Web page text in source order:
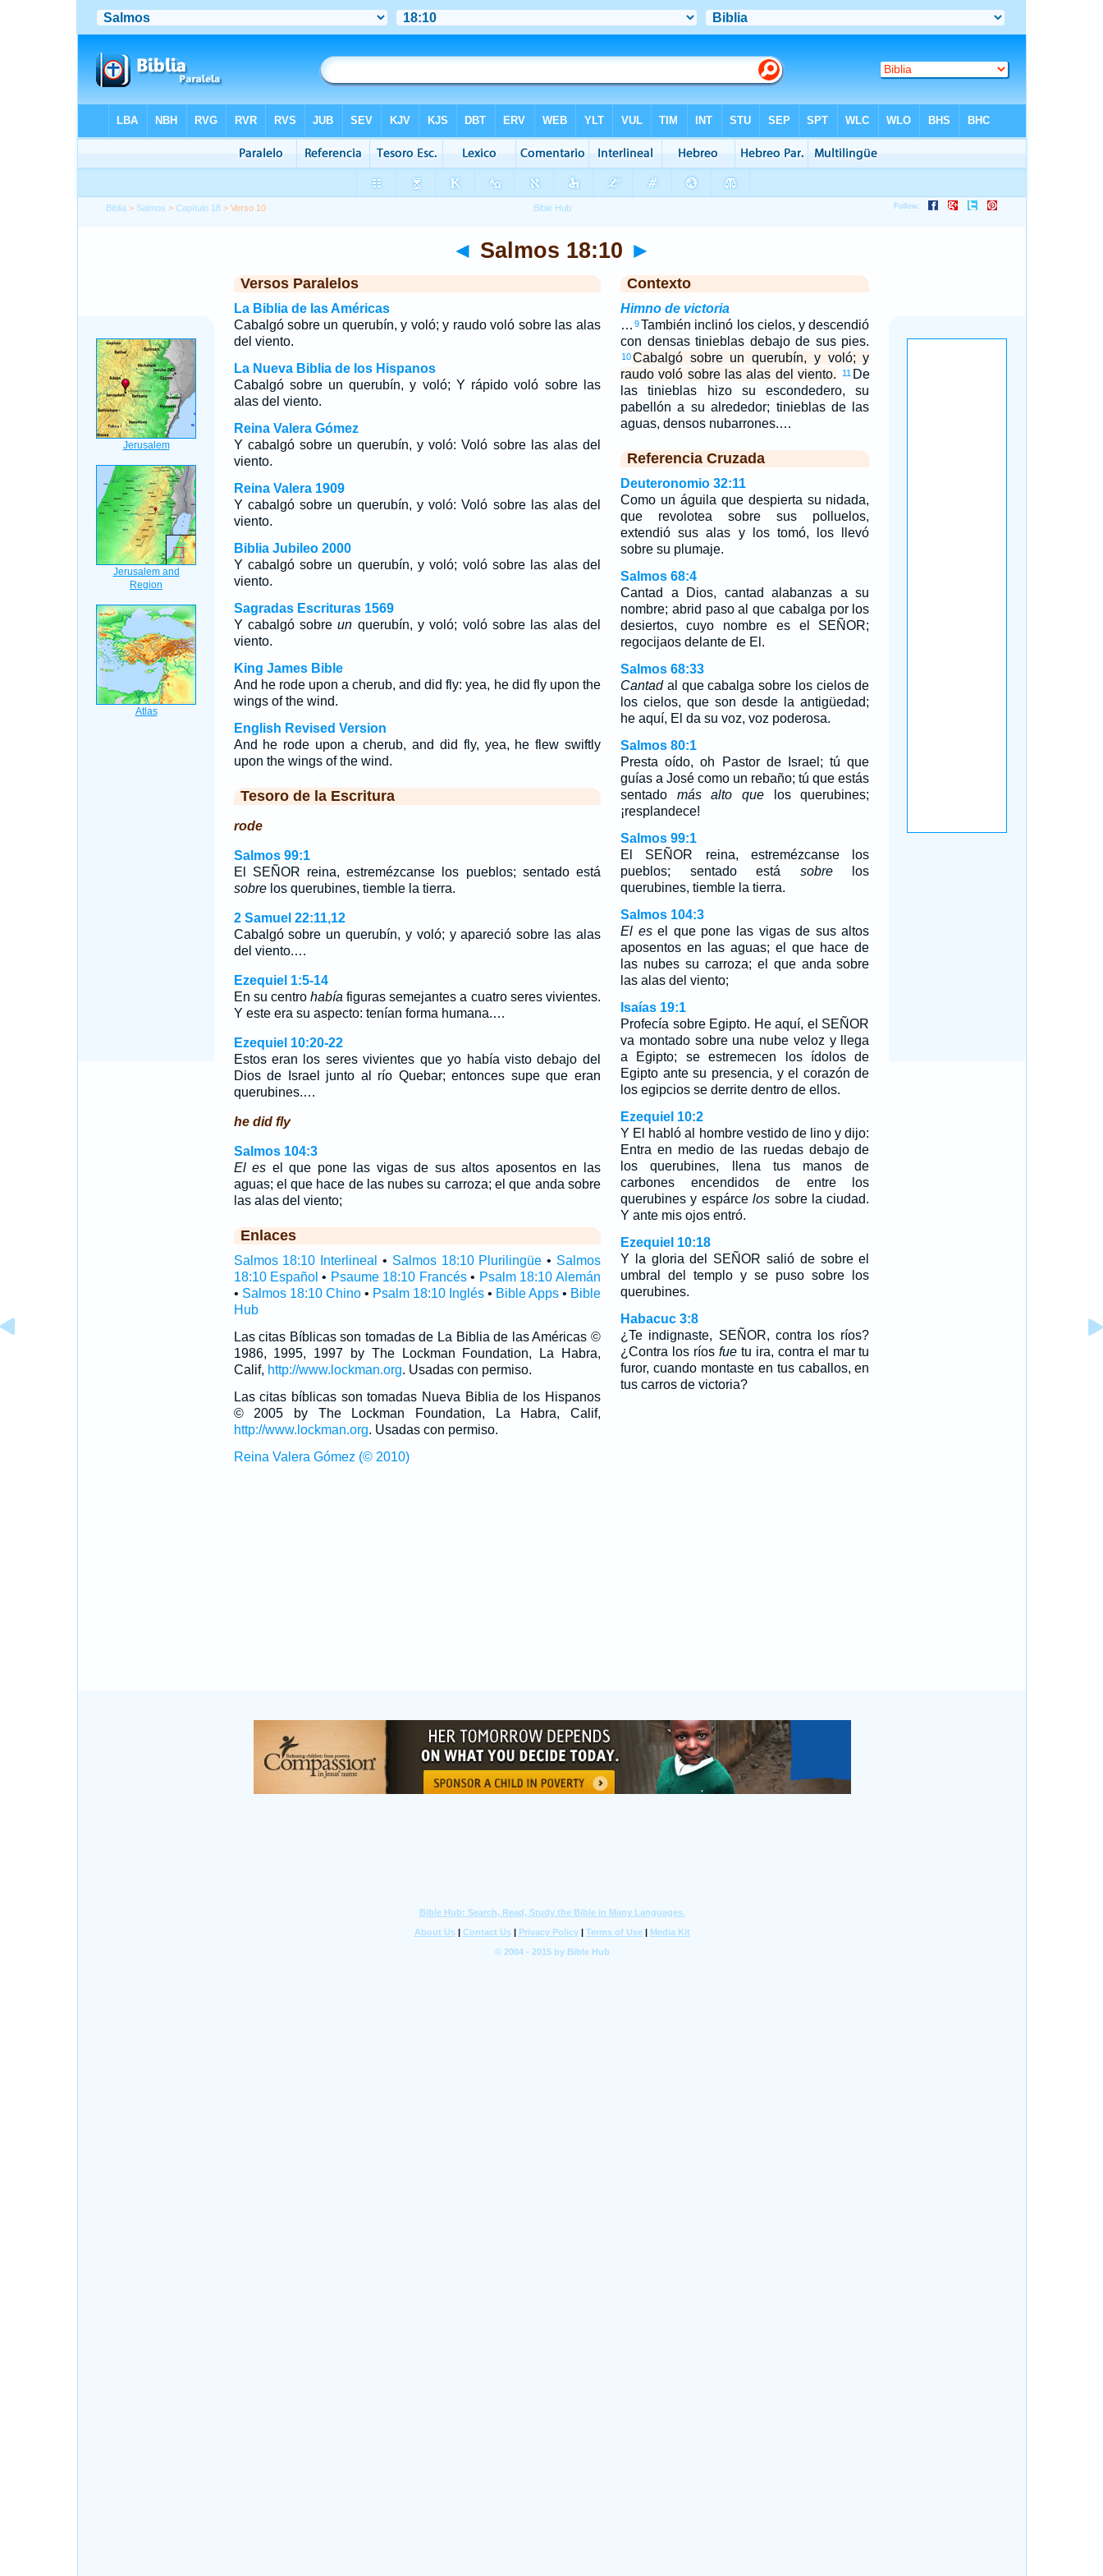
Biblia > Salmos >Capítulo 18 > Verso 10
◄ Salmos 18:10 ►
Versos Paralelos
La Biblia de las Américas
Cabalgó sobre un querubín, y voló; y raudo voló sobre las alas
del viento.
La Nueva Biblia de los Hispanos
Cabalgó sobre un querubín, y voló; Y rápido voló sobre las
alas del viento.
Reina Valera Gómez
Y cabalgó sobre un querubín, y voló: Voló sobre las alas del
viento.
Reina Valera 1909
Y cabalgó sobre un querubín, y voló: Voló sobre las alas del
viento.
Biblia Jubileo 2000
Y cabalgó sobre un querubín, y voló; voló sobre las alas del
viento.
Sagradas Escrituras 1569
Y cabalgó sobreun querubín, y voló; voló sobre las alas del
viento.
King James Bible
And he rode upon a cherub, and did fly: yea, he did fly upon the
wings of the wind.
English Revised Version
And he rode upon a cherub, and did fly, yea, he flew swiftly
upon the wings of the wind.
Tesoro de la Escritura
rode
Salmos 99:1
El SEÑOR reina, estremézcanse los pueblos; sentado está
sobrelos querubines, tiemble la tierra.
2 Samuel 22:11,12
Cabalgó sobre un querubín, y voló; y apareció sobre las alas
del viento.…
Ezequiel 1:5-14
En su centro había figuras semejantes a cuatro seres vivientes.
Y este era su aspecto: tenían forma humana.…
Ezequiel 10:20-22
Estos eran los seres vivientes que yo había visto debajo del
Dios de Israel junto al río Quebar; entonces supe que eran
querubines.…
he did fly
Salmos 104:3
El es el que pone las vigas de sus altos aposentos en las
aguas; el que hace de las nubes su carroza; el que anda sobre
las alas del viento;
Enlaces
Salmos 18:10 Interlineal • Salmos 18:10 Plurilingüe • Salmos
18:10 Español • Psaume 18:10 Francés• Psalm 18:10 Alemán
• Salmos 18:10 Chino• Psalm 18:10 Inglés• Bible Apps• Bible
Hub
Las citas Bíblicas son tomadas de La Biblia de las Américas ©
1986, 1995, 1997 by The Lockman Foundation, La Habra,
Calif, http://www.lockman.org. Usadas con permiso.
Las citas bíblicas son tomadas Nueva Biblia de los Hispanos
© 2005 by The Lockman Foundation, La Habra, Calif,
http://www.lockman.org. Usadas con permiso.
Reina Valera Gómez (© 2010)
Contexto
Himno de victoria
… 9También inclinó los cielos, y descendió
con densas tinieblas debajo de sus pies.
10Cabalgó sobre un querubín, y voló; y
raudo voló sobre las alas del viento.
11 De
las tinieblas hizo su escondedero, su
pabellón a su alrededor; tinieblas de las
aguas, densos nubarrones.…
Referencia Cruzada
Deuteronomio 32:11
Como un águila que despierta su nidada,
que revolotea sobre sus polluelos,
extendió sus alas y los tomó, los llevó
sobre su plumaje.
Salmos 68:4
Cantad a Dios, cantad alabanzas a su
nombre; abrid paso al que cabalga por los
desiertos, cuyo nombre es el SEÑOR;
regocijaos delante de El.
Salmos 68:33
Cantadal que cabalga sobre los cielos de
los cielos, que son desde la antigüedad;
he aquí, El da su voz, voz poderosa.
Salmos 80:1
Presta oído, oh Pastor de Israel; tú que
guías a José como un rebaño; tú que estás
sentado más alto que los querubines;
¡resplandece!
Salmos 99:1
El SEÑOR reina, estremézcanse los
pueblos; sentado está sobrelos
querubines, tiemble la tierra.
Salmos 104:3
El esel que pone las vigas de sus altos
aposentos en las aguas; el que hace de
las nubes su carroza; el que anda sobre
las alas del viento;
Isaías 19:1
Profecía sobre Egipto. He aquí, el SEÑOR
va montado sobre una nube veloz y llega
a Egipto; se estremecen los ídolos de
Egipto ante su presencia, y el corazón de
los egipcios se derrite dentro de ellos.
Ezequiel 10:2
Y El habló al hombre vestido de lino y dijo:
Entra en medio de las ruedas debajo de
los querubines, llena tus manos de
carbones encendidos de entre los
querubines y espárcelos sobre la ciudad.
Y ante mis ojos entró.
Ezequiel 10:18
Y la gloria del SEÑOR salió de sobre el
umbral del templo y se puso sobre los
querubines.
Habacuc 3:8
¿Te indignaste, SEÑOR, contra los ríos?
¿Contra los ríos fuetu ira, contra el mar tu
furor, cuando montaste en tus caballos, en
tus carros de victoria?